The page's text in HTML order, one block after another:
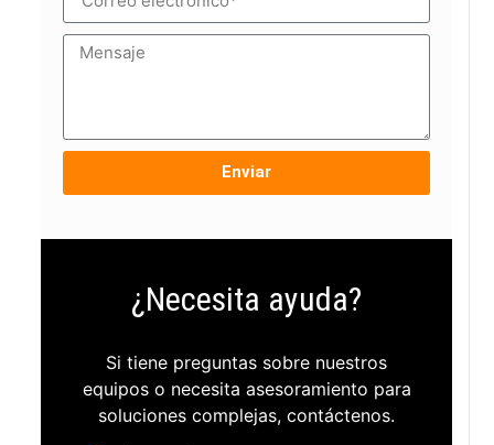
Enviar
¿Necesita ayuda?
Si tiene preguntas sobre nuestros
equipos o necesita asesoramiento para
soluciones complejas, contáctenos.